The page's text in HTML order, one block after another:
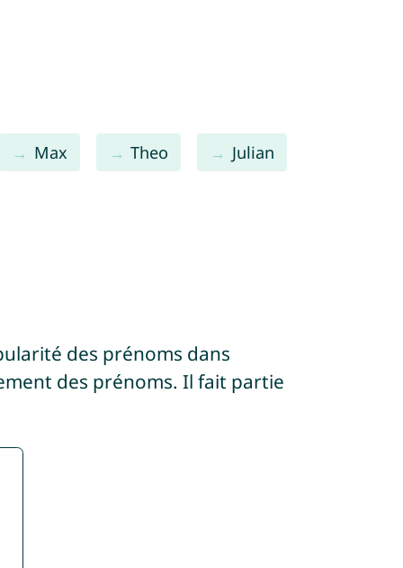
Max Theo Julian
des prénoms dans
des prénoms. Il fait partie